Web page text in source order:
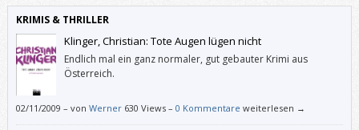
KRIMIS & THRILLER
Klinger, Christian: Tote Augen lügen nicht
Endlich mal ein ganz normaler, gut gebauter Krimi aus
Österreich.
02/11/2009 – von Werner 630 Views – 0 Kommentare weiterlesen →